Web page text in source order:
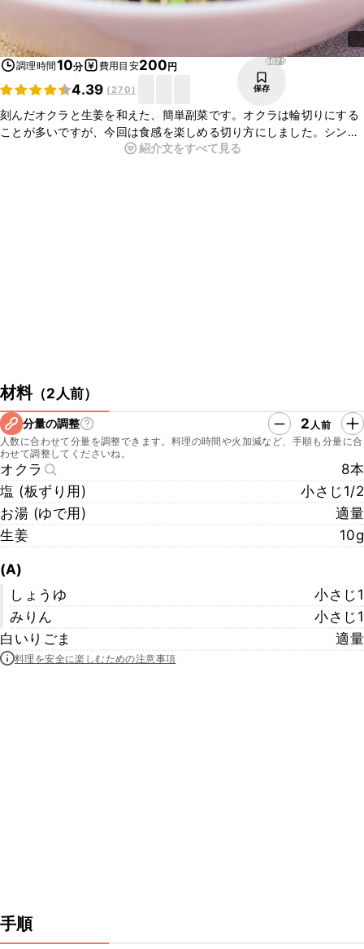
調理時間10分 費用目安200円
4.39 (270)
8675
保存
刻んだオクラと生姜を和えた、簡単副菜です。オクラは輪切りにする
ことが多いですが、今回は食感を楽しめる切り方にしました。シンプ
ルな味付けだからこそ、素材本来の味が引き立ちます。箸休めにも
紹介文をすべて見る
材料（2人前）
分量の調整 2 人前
人数に合わせて分量を調整できます。料理の時間や火加減など、手順も分量に合
わせて調整してくださいね。
オクラ
8本
塩 (板ずり用)
小さじ1/2
お湯 (ゆで用)
適量
生姜
10g
(A)
しょうゆ
小さじ1
みりん
小さじ1
白いりごま
適量
料理を安全に楽しむための注意事項
手順